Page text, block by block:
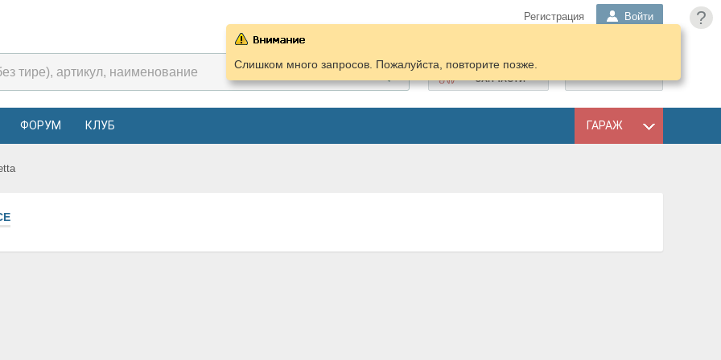
?
Регистрация Войти
ПОДОБРАТЬ
ЗАПЧАСТИ
ФОРУМ КЛУБ ГАРАЖ
Слишком много запросов. Пожалуйста, повторите позже.